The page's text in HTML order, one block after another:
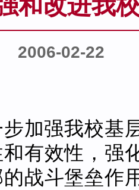
2006-02-22
加强我校基
有效性，强
战斗堡垒作